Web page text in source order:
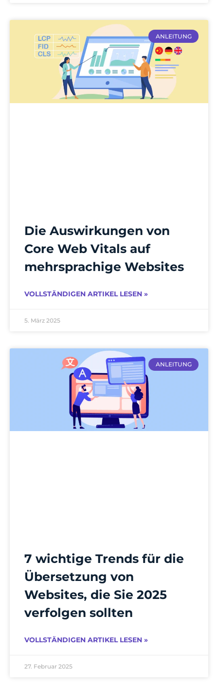
ANLEITUNG
Die Auswirkungen von
Core Web Vitals auf
mehrsprachige Websites
VOLLSTÄNDIGEN ARTIKEL LESEN »
5. März 2025
ANLEITUNG
7 wichtige Trends für die
Übersetzung von
Websites, die Sie 2025
verfolgen sollten
VOLLSTÄNDIGEN ARTIKEL LESEN »
27. Februar 2025